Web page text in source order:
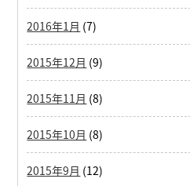
2016年1月 (7)
2015年12月 (9)
2015年11月 (8)
2015年10月 (8)
2015年9月 (12)